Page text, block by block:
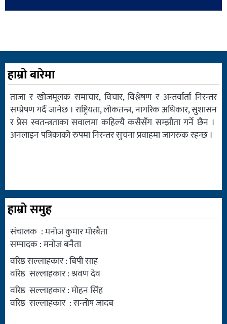
शिक्षा
स्वास्थ्य
हाम्रो बारेमा
ताजा र खोजमूलक समाचार, विचार, विश्लेषण र अन्तर्वार्ता निरन्तर
सम्प्रेषण गर्दै जानेछ । राष्ट्रियता, लोकतन्त्र, नागरिक अधिकार, सुशासन
र प्रेस स्वतन्त्रताका सवालमा कहिल्यै कसैसँग सम्झौता गर्ने छैन ।
अनलाइन पत्रिकाको रुपमा निरन्तर सुचना प्रवाहमा जागरुक रहन्छ ।
हाम्रो समुह
संचालक : मनोज कुमार मोरबैता
सम्पादक : मनोज बनैता
वरिष्ठ सल्लाहकार : बिपी साह
वरिष्ठ सल्लाहकार : श्रवण देव
वरिष्ठ सल्लाहकार : मोहन सिंह
वरिष्ठ सल्लाहकार : सन्तोष जादब